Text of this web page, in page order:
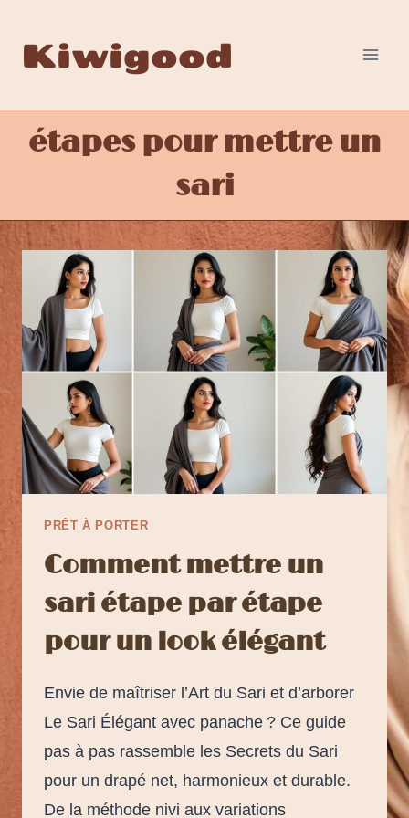
contenu
Kiwigood
étapes pour mettre un
sari
PRÊT À PORTER
Comment mettre un
sari étape par étape
pour un look élégant
Envie de maîtriser l’Art du Sari et d’arborer
Le Sari Élégant avec panache ? Ce guide
pas à pas rassemble les Secrets du Sari
pour un drapé net, harmonieux et durable.
De la méthode nivi aux variations